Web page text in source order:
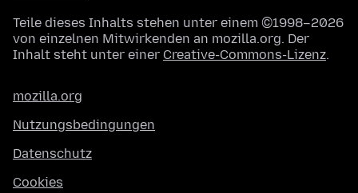
Teile dieses Inhalts stehen unter einem ©1998–2026
von einzelnen Mitwirkenden an mozilla.org. Der
Inhalt steht unter einer Creative-Commons-Lizenz.
mozilla.org
Nutzungsbedingungen
Datenschutz
Cookies